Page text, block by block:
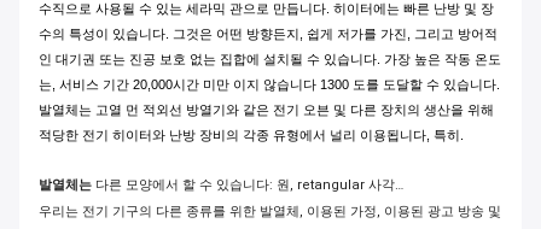
수직으로 사용될 수 있는 세라믹 관으로 만듭니다. 히이터에는 빠른 난방 및 장
수의 특성이 있습니다. 그것은 어떤 방향든지, 쉽게 저가를 가진, 그리고 방어적
인 대기권 또는 진공 보호 없는 집합에 설치될 수 있습니다. 가장 높은 작동 온도
는, 서비스 기간 20,000시간 미만 이지 않습니다 1300 도를 도달할 수 있습니다.
발열체는 고열 먼 적외선 방열기와 같은 전기 오븐 및 다른 장치의 생산을 위해
적당한 전기 히이터와 난방 장비의 각종 유형에서 널리 이용됩니다, 특히.
발열체는 다른 모양에서 할 수 있습니다: 원, retangular 사각…
우리는 전기 기구의 다른 종류를 위한 발열체, 이용된 가정, 이용된 광고 방송 및